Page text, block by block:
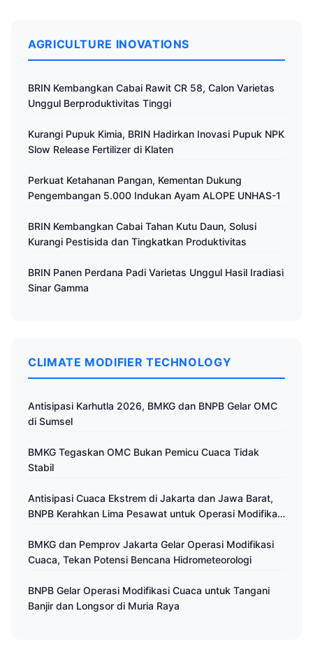
AGRICULTURE INOVATIONS
BRIN Kembangkan Cabai Rawit CR 58, Calon Varietas
Unggul Berproduktivitas Tinggi
Kurangi Pupuk Kimia, BRIN Hadirkan Inovasi Pupuk NPK
Slow Release Fertilizer di Klaten
Perkuat Ketahanan Pangan, Kementan Dukung
Pengembangan 5.000 Indukan Ayam ALOPE UNHAS-1
BRIN Kembangkan Cabai Tahan Kutu Daun, Solusi
Kurangi Pestisida dan Tingkatkan Produktivitas
BRIN Panen Perdana Padi Varietas Unggul Hasil Iradiasi
Sinar Gamma
CLIMATE MODIFIER TECHNOLOGY
Antisipasi Karhutla 2026, BMKG dan BNPB Gelar OMC
di Sumsel
BMKG Tegaskan OMC Bukan Pemicu Cuaca Tidak
Stabil
Antisipasi Cuaca Ekstrem di Jakarta dan Jawa Barat,
BNPB Kerahkan Lima Pesawat untuk Operasi Modifikasi
BMKG dan Pemprov Jakarta Gelar Operasi Modifikasi
Cuaca, Tekan Potensi Bencana Hidrometeorologi
BNPB Gelar Operasi Modifikasi Cuaca untuk Tangani
Banjir dan Longsor di Muria Raya